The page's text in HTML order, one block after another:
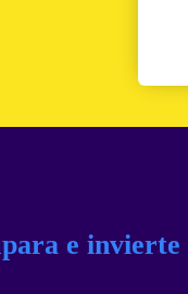
e invierte